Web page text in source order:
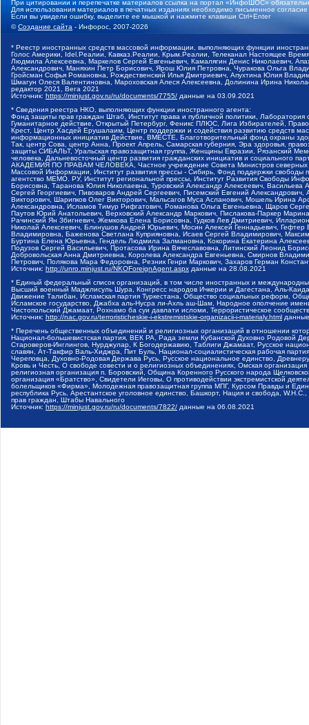
При цитировании и перепечатке материалов ссылка на портал «ИнфоШОС»
Для использования материалов в печатных изданиях необходимо письменное
Если вы увидели ошибку, выделите ее мышкой и нажмите клавиши Ctrl+Enter
©Создание сайта - Инфорос, 2007-2026
* Реестр иностранных средств массовой информации, выполняющих функции
Голос Америки, Idel.Реалии, Кавказ.Реалии, Крым.Реалии, Телеканал Настоящее
Людмила Алексеевна, Маркелов Сергей Евгеньевич, Камалягин Денис Николаевич,
Александрович, Маняхин Петр Борисович, Ярош Юлия Петровна, Чуракова Ольга
Гройсман Софья Романовна, Рождественский Илья Дмитриевич, Апухтина Юлия
Шмагун Олеся Валентиновна, Мароховская Алеся Алексеевна, Долинина Ирина
редактор 2021, Вега 2021
Источник: https://minjust.gov.ru/ru/documents/7755/ данные на 03.09.2021
* Сведения реестра НКО, выполняющих функции иностранного агента:
Фонд защиты прав граждан Штаб, Институт права и публичной политики,
Гуманитарное действие, Открытый Петербург, Феникс ПЛЮС, Лига Избирателей,
Крест, Центр Хасдей Ерушалаим, Центр поддержки и содействия развитию средств
информационных инициатив Действие, ВМЕСТЕ, Благотворительный фонд охраны
Так, центр Сова, центр Анна, Проект Апрель, Самарская губерния, Эра здоровья,
защиты СИБАЛЬТ, Уральская правозащитная группа, Женщины Евразии, Рязанский
человека, Дальневосточный центр развития гражданских инициатив и социального
АКАДЕМИЯ ПО ПРАВАМ ЧЕЛОВЕКА, Частное учреждение Совета Министров северных
Массовой Информации, Институт развития прессы - Сибирь, Фонд поддержки
агентство МЕМО. РУ, Институт региональной прессы, Институт Развития Свободы
Борисовна, Таранова Юлия Николаевна, Туровский Александр Алексеевич,
Сергей Георгиевич, Пивоваров Андрей Сергеевич, Писемский Евгений
Викторович, Шарипков Олег Викторович, Мальсагов Муса Асланович, Мошель Ирина
Александровна, Исламов Тимур Рифгатович, Романова Ольга Евгеньевна, Щаров
Паутов Юрий Анатольевич, Верховский Александр Маркович, Пислакова-Паркер
Рачинский Ян Збигневич, Жемкова Елена Борисовна, Гудков Лев Дмитриевич,
Николай Алексеевич, Блинушов Андрей Юрьевич, Мосин Алексей Геннадьевич,
Владимировна, Баженова Светлана Куприяновна, Исаев Сергей Владимирович,
Буртина Елена Юрьевна, Гендель Людмила Залмановна, Кокорина Екатерина
Подузов Сергей Васильевич, Протасова Ирина Вячеславовна, Литинский Леонид
Добровольская Анна Дмитриевна, Королева Александра Евгеньевна, Смирнов
Петрович, Полякова Мара Федоровна, Резник Генри Маркович, Захаров Герман
Источник: http://unro.minjust.ru/NKOForeignAgent.aspx данные на 28.08.2021
* Единый федеральный список организаций, в том числе иностранных и
Высший военный Маджлисуль Шура, Конгресс народов Ичкерии и Дагестана, Аль-
Движение Талибан, Исламская партия Туркестана, Общество социальных реформ,
Исламское государство, Джабха аль-Нусра ли-Ахль аш-Шам, Народное ополчение
Чистопольский Джамаат, Рохнамо ба суи давлати исломи, Террористическое
Источник: http://nac.gov.ru/terroristicheskie-i-ekstremistskie-organizacii-i-materialy.html
* Перечень общественных объединений и религиозных организаций в отношении
Национал-большевистская партия, ВЕК РА, Рада земли Кубанской Духовно Родовой
Староверов-Инглингов, Нурджулар, К Богодержавию, Таблиги Джамаат, Русское
славян, Ат-Такфир Валь-Хиджра, Пит Буль, Национал-социалистическая рабочая
Череповца, Духовно-Родовая Держава Русь, Русское национальное единство,
Кровь и Честь, О свободе совести и о религиозных объединениях, Омская
религиозная организация п. Боровский, Община Коренного Русского народа
организация «Братство», Свидетели Иеговы, О противодействии экстремистской
болельщиков «Фирма», Молодежная правозащитная группа МПГ, Курсом Правды и
республика Русь, Арестантское уголовное единство, Башкорт, Нация и свобода,
прав граждан, Штабы Навального
Источник: https://minjust.gov.ru/ru/documents/7822/ данные на 06.08.2021